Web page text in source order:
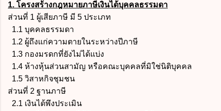
1. โครงสร้างกฎหมายภาษีเงินได้บุคคลธรรมดา
ส่วนที่ 1 ผู้เสียภาษี มี 5 ประเภท
1.1 บุคคลธรรมดา
1.2 ผู้ถึงแก่ความตายในระหว่างปีภาษี
1.3 กองมรดกที่ยังไม่ได้แบ่ง
1.4 ห้างหุ้นส่วนสามัญ หรือคณะบุคคลที่มิใช่นิติบุคคล
1.5 วิสาหกิจชุมชน
ส่วนที่ 2 ฐานภาษี
2.1 เงินได้พึงประเมิน